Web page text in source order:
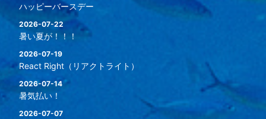
ハッピーバースデー
2026-07-22
暑い夏が！！！
2026-07-19
React Right（リアクトライト）
2026-07-14
暑気払い！
2026-07-07